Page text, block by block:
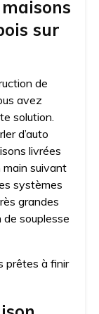
sur
de
avez
solution.
d’auto
livrées
main suivant
systèmes
grandes
souplesse
prêtes à finir